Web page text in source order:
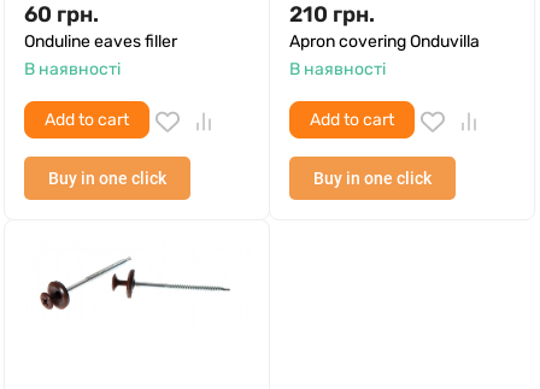
60 грн.
Onduline eaves filler
В наявності
Add to cart
Buy in one click
210 грн.
Apron covering Onduvilla
В наявності
Add to cart
Buy in one click